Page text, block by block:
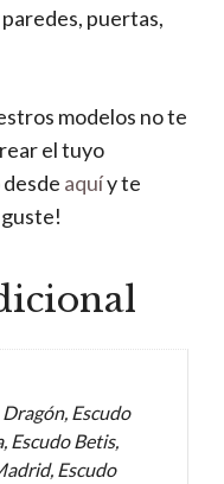
puertas,
modelos no te
el tuyo
aquíy te
Escudo
Escudo Betis,
Escudo